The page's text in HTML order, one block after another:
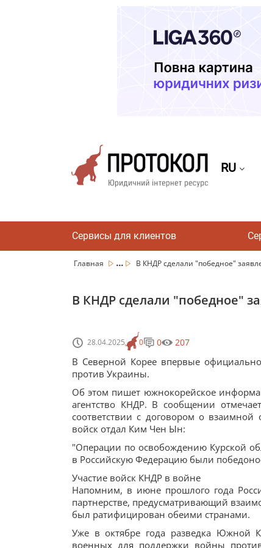
RU
Сервисы для клиентов
Главная ... В КНДР сделали "победное"
В КНДР сделали "победное"
28.04.2025 0 0 207
В Северной Корее впервые
против Украины.
Об этом пишет южнокорейское
агентство КНДР. В сообщении
соответствии с договором о
войск отдал Ким Чен Ын:
"Операции по освобождению Курской
в Российскую Федерацию были
Участие войск КНДР в войне
Напомним, в июне прошлого года
партнерстве, предусматривающий
был ратифицирован обеими странами.
Уже в октябре года разведка Южной
военных для поддержки войны